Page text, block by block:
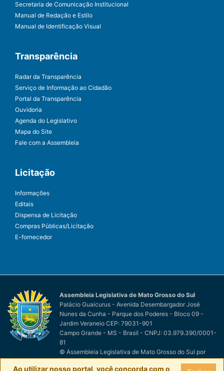
Secretaria de Comunicação Institucional
Manual de Redação e Estilo
Manual de Identificação Visual
Transparência
Radar da Transparência
Serviço de Informação ao Cidadão
Portal da Transparência
Ouvidoria
Agenda do Legislativo
Mapa do Site
Fale com a Assembleia
Licitação
Informações
Editais
Dispensa de Licitação
Compras Públicas/Licitação
E-fornecedor
Assembleia Legislativa de Mato Grosso do Sul
Palácio Guaicurus - Avenida Desembargador José
Nunes da Cunha - Parque dos Poderes - Bloco 09 -
Jardim Veraneio CEP: 79031-901
Campo Grande - MS - Brasil - CNPJ: 03.979.390/0001-
81
© Assembleia Legislativa de Mato Grosso do Sul por
Ao utilizar nosso portal, você concorda com o